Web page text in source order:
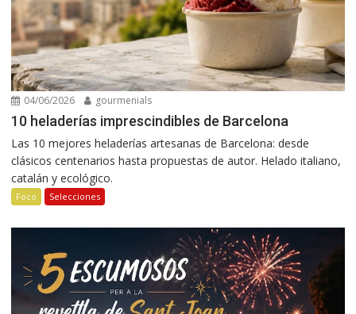
04/06/2026 gourmenials
10 heladerías imprescindibles de Barcelona
Las 10 mejores heladerías artesanas de Barcelona: desde
clásicos centenarios hasta propuestas de autor. Helado italiano,
catalán y ecológico.
Foco Selecciones